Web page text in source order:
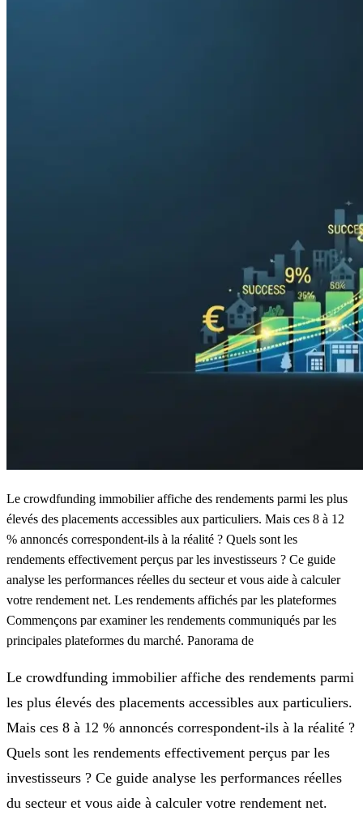
Le crowdfunding immobilier affiche des rendements parmi les plus
élevés des placements accessibles aux particuliers. Mais ces 8 à 12
% annoncés correspondent-ils à la réalité ? Quels sont les
rendements effectivement perçus par les investisseurs ? Ce guide
analyse les performances réelles du secteur et vous aide à calculer
votre rendement net. Les rendements affichés par les plateformes
Commençons par examiner les rendements communiqués par les
principales plateformes du marché. Panorama de
Le crowdfunding immobilier affiche des rendements parmi
les plus élevés des placements accessibles aux particuliers.
Mais ces 8 à 12 % annoncés correspondent-ils à la réalité ?
Quels sont les rendements effectivement perçus par les
investisseurs ? Ce guide analyse les performances réelles
du secteur et vous aide à calculer votre rendement net.